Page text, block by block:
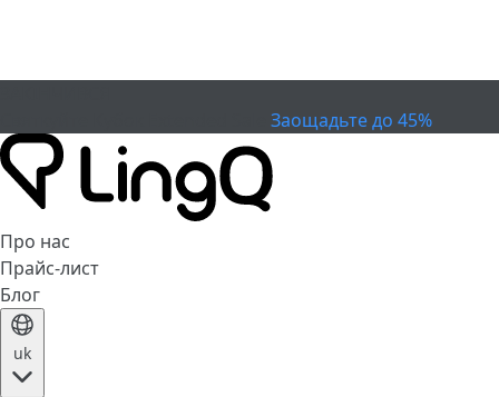
Заощадьте до 45%
Про нас
Прайс-лист
Блог
uk